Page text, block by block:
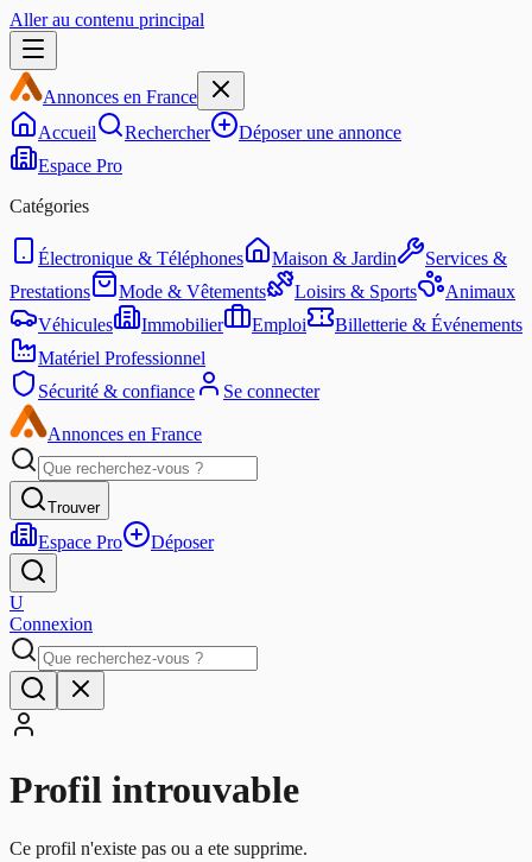
Aller au contenu principal
Annonces en France
Accueil
Rechercher
Déposer une annonce
Espace Pro
Catégories
Électronique & Téléphones Maison & Jardin
Services &
Prestations
Mode & Vêtements Loisirs & Sports
Animaux
Véhicules
Immobilier Emploi
Billetterie & Événements
Matériel Professionnel
Sécurité & confiance
Se connecter
Annonces en France
Trouver
Espace Pro Déposer
U
Connexion
Profil introuvable
Ce profil n'existe pas ou a ete supprime.